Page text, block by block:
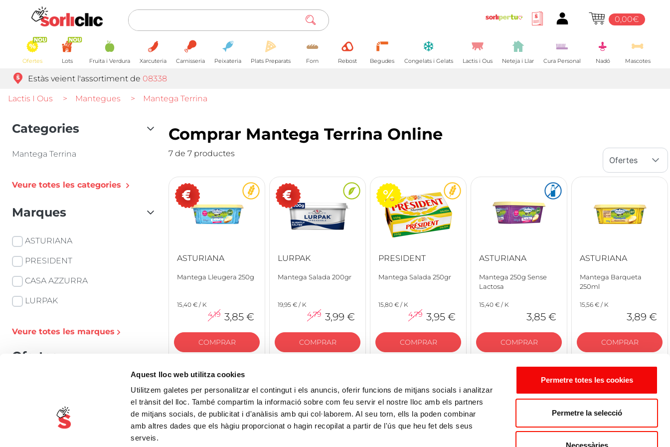
Aquest lloc web utilitza cookies
Utilitzem galetes per personalitzar el contingut i els anuncis, oferir funcions de mitjans socials i analitzar
el trànsit del lloc. També compartim la informació sobre com feu servir el nostre lloc amb els partners
de mitjans socials, de publicitat i d'anàlisis amb qui col·laborem. Al seu torn, ells la poden combinar
amb altres dades que els hàgiu proporcionat o hagin recopilat a partir de l'ús que heu fet dels seus
serveis.
Permetre totes les cookies
Permetre la selecció
Necessàries
0,00€
Ofertes Lots Fruita i Verdura Xarcuteria Carnisseria Peixateria Plats Preparats Forn Rebost Begudes Congelats i Gelats Lactis i Ous Neteja i Llar Cura Personal Nadó Mascotes
Estàs veient l'assortiment de 08338
Lactis I Ous > Mantegues > Mantega Terrina
Categories
Mantega Terrina
Veure totes les categories
Marques
ASTURIANA
PRESIDENT
CASA AZZURRA
LURPAK
Veure totes les marques
Ofertes
Agrupacions
Comprar Mantega Terrina Online
7 de 7 productes
Ofertes
ASTURIANA
Mantega Lleugera 250g
15,40 € / K
4,19 3,85 €
COMPRAR
LURPAK
Mantega Salada 200gr
19,95 € / K
4,79 3,99 €
COMPRAR
PRESIDENT
Mantega Salada 250gr
15,80 € / K
4,79 3,95 €
COMPRAR
ASTURIANA
Mantega 250g Sense
Lactosa
15,40 € / K
3,85 €
COMPRAR
ASTURIANA
Mantega Barqueta
250ml
15,56 € / K
3,89 €
COMPRAR